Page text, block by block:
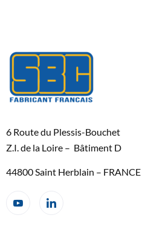
6 Route du Plessis-Bouchet
Z.I. de la Loire – Bâtiment D
44800 Saint Herblain – FRANCE